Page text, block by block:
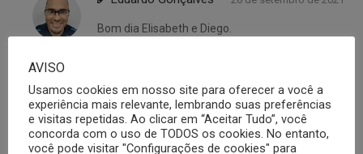
Bom dia Elisabeth e Diego.
Segue a resposta de nossa supervisora do
laboratório de Filtros Giovanna Morbioli.
Os fabricantes aconselham que a limpeza seja
AVISO
Usamos cookies em nosso site para oferecer a você a
experiência mais relevante, lembrando suas preferências
e visitas repetidas. Ao clicar em “Aceitar Tudo”, você
concorda com o uso de TODOS os cookies. No entanto,
você pode visitar "Configurações de cookies" para